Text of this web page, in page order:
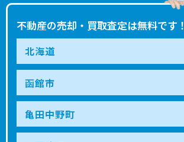
不動産の売却・買取査定は無料です！